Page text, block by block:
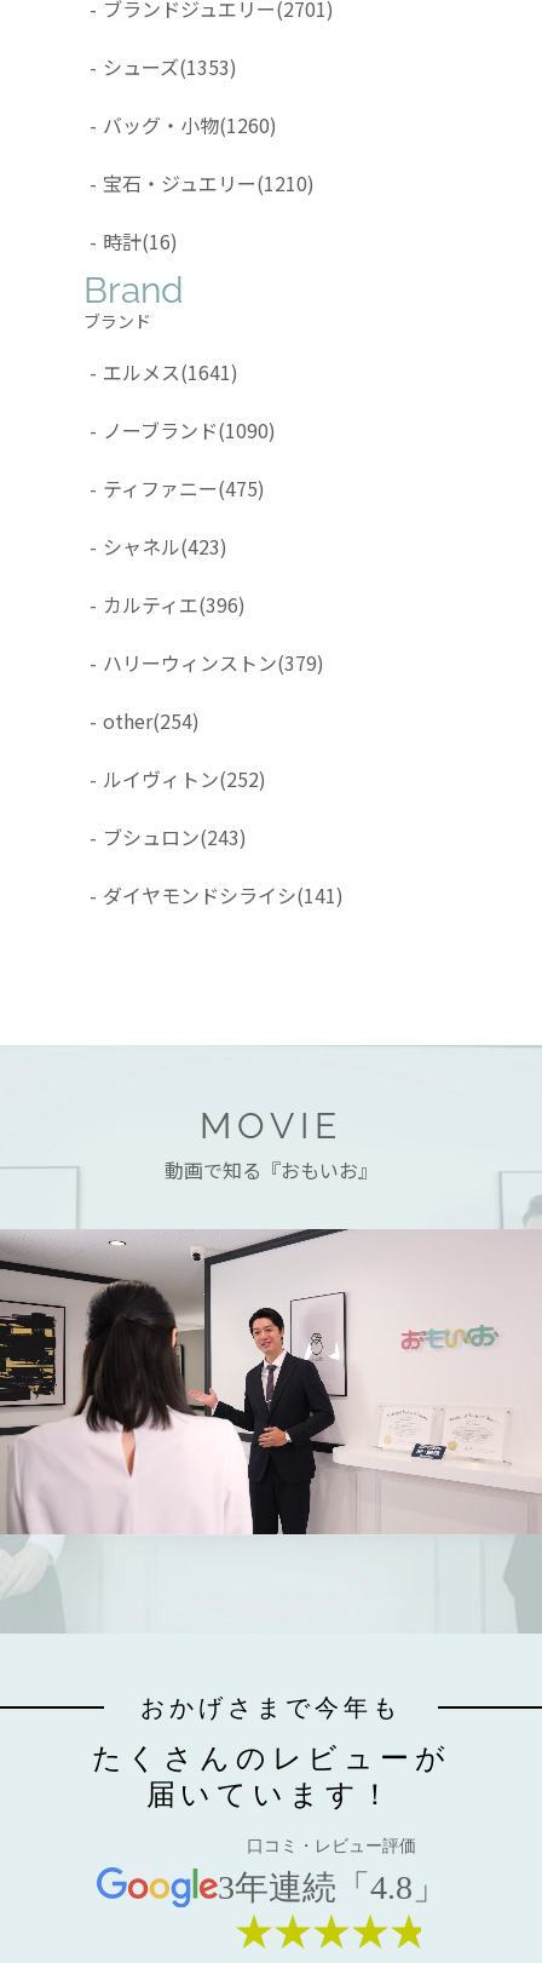
- ブランドジュエリー(2701)
- シューズ(1353)
- バッグ・小物(1260)
- 宝石・ジュエリー(1210)
- 時計(16)
Brand
ブランド
- エルメス(1641)
- ノーブランド(1090)
- ティファニー(475)
- シャネル(423)
- カルティエ(396)
- ハリーウィンストン(379)
- other(254)
- ルイヴィトン(252)
- ブシュロン(243)
- ダイヤモンドシライシ(141)
MOVIE
動画で知る『おもいお』
おかげさまで今年も
たくさんのレビューが
届いています！
口コミ・レビュー評価
3年連続「4.8」
★★★★★